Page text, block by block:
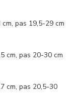
pas 19,5-29 cm
cm, pas 20-30 cm
cm, pas 20,5-30